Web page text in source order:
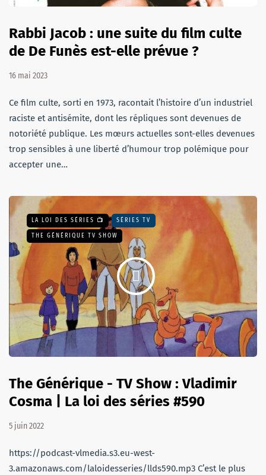
Rabbi Jacob : une suite du film culte
de De Funès est-elle prévue ?
16 mai 2023
Ce film culte, sorti en 1973, racontait l’histoire d’un industriel
raciste et antisémite, dont les répliques sont devenues de
notoriété publique. Les mœurs actuelles sont-elles devenues
trop sensibles à une liberté d’humour trop polémique pour
accepter une…
LA LOI DES SÉRIES 📺 SÉRIES TV
THE GÉNÉRIQUE TV SHOW
The Générique - TV Show : Vladimir
Cosma | La loi des séries #590
5 juin 2022
https://podcast-vlmedia.s3.eu-west-
3.amazonaws.com/laloidesseries/llds590.mp3 C’est le plus